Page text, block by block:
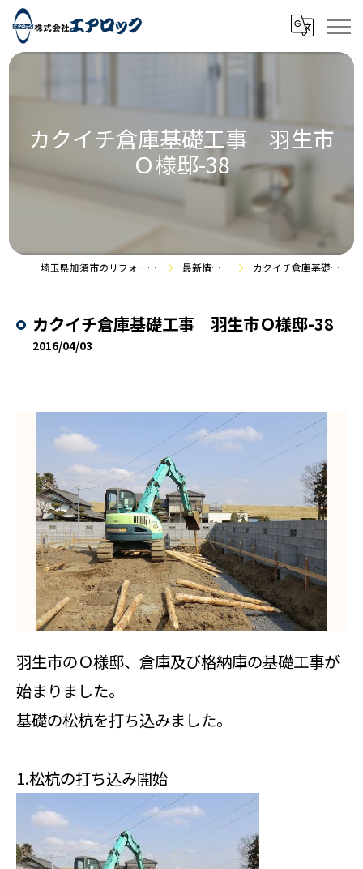
カクイチ倉庫基礎工事 羽生市
Ｏ様邸-38
埼玉県加須市のリフォームなら株式会社エアロック 最新情報・施工事例 カクイチ倉庫基礎工事 羽生市Ｏ様邸-38
カクイチ倉庫基礎工事 羽生市Ｏ様邸-38
2016/04/03
羽生市のＯ様邸、倉庫及び格納庫の基礎工事が
始まりました。
基礎の松杭を打ち込みました。
1.松杭の打ち込み開始